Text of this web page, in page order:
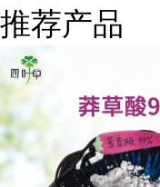
推荐产品